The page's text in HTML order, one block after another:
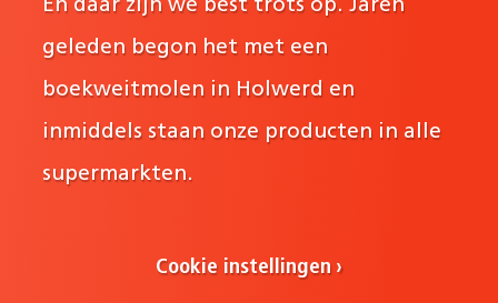
En daar zijn we best trots op. Jaren
geleden begon het met een
boekweitmolen in Holwerd en
inmiddels staan onze producten in alle
supermarkten.
Cookie instellingen